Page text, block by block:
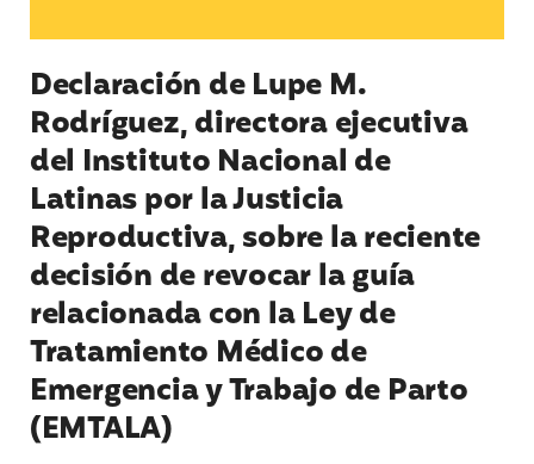
Declaración de Lupe M.
Rodríguez, directora ejecutiva
del Instituto Nacional de
Latinas por la Justicia
Reproductiva, sobre la reciente
decisión de revocar la guía
relacionada con la Ley de
Tratamiento Médico de
Emergencia y Trabajo de Parto
(EMTALA)